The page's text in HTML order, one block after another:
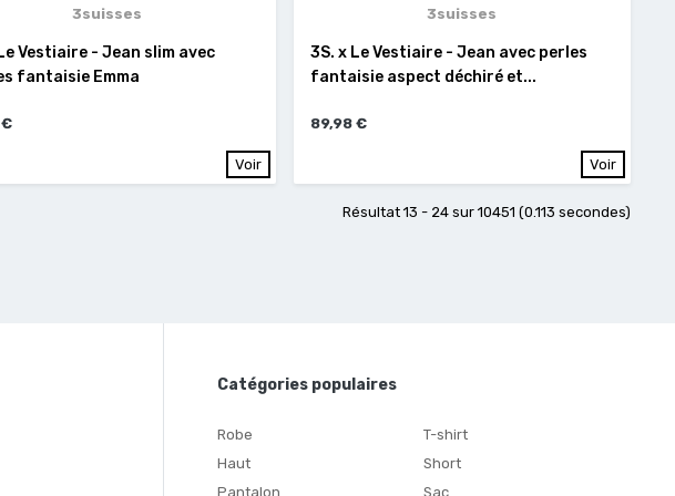
3suisses
Vestiaire - Jean slim avec
fantaisie Emma
€
Voir
3suisses
3S. x Le Vestiaire - Jean avec perles
fantaisie aspect déchiré et...
89,98 €
Voir
Résultat 13 - 24 sur 10451 (0.113 secondes)
Catégories populaires
Robe
Haut
Pantalon
T-shirt
Short
Sac